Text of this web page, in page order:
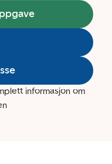
informasjon om